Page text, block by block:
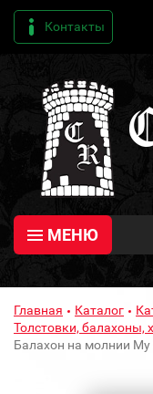
Контакты
МЕНЮ
Главная Каталог
Толстовки, балахоны,
Балахон на молнии My